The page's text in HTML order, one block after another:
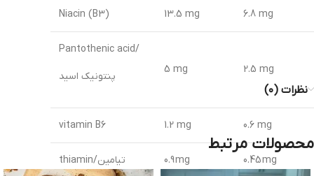
6.8 mg
13.5 mg
Niacin (B3)
2.5 mg
5 mg
Pantothenic acid/
پنتونیک اسید
0.6 mg
1.2 mg
vitamin B6
0.45 mg
0.9 mg thiamin/تیامین
نظرات (۰)
محصولات مرتبط